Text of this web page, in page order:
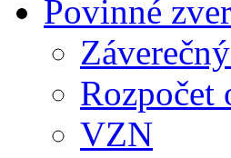
Povinné
Rozpočet
VZN